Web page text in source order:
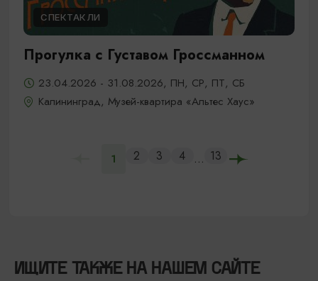
СПЕКТАКЛИ
Прогулка с Густавом Гроссманном
23.04.2026 - 31.08.2026, ПН, СР, ПТ, СБ
Калининград, Музей-квартира «Альтес Хаус»
1 2 3 4 ... 13
ИЩИТЕ ТАКЖЕ НА НАШЕМ САЙТЕ